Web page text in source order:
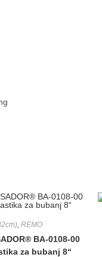
, REMO
BA-0108-00
za bubanj 8“